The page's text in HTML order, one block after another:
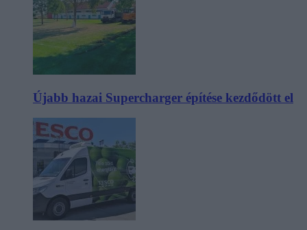
Újabb hazai Supercharger építése kezdődött el